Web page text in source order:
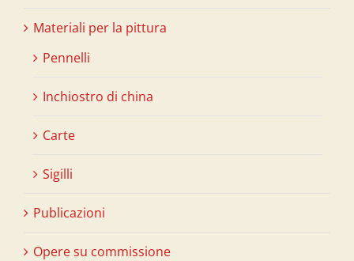
Materiali per la pittura
Pennelli
Inchiostro di china
Carte
Sigilli
Publicazioni
Opere su commissione